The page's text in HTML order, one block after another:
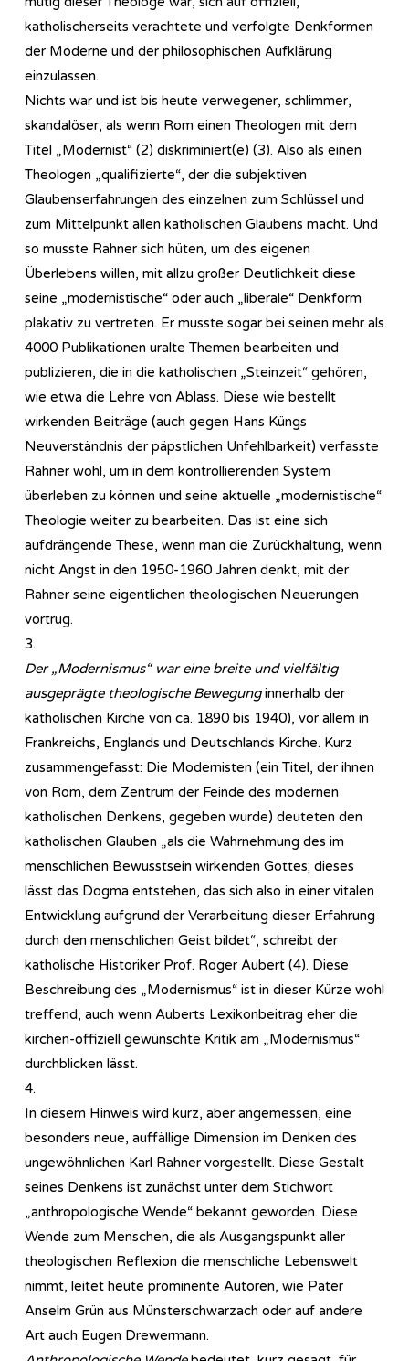
katholischerseits verachtete und verfolgte Denkformen
der Moderne und der philosophischen Aufklärung
einzulassen.
Nichts war und ist bis heute verwegener, schlimmer,
skandalöser, als wenn Rom einen Theologen mit dem
Titel „Modernist“ (2) diskriminiert(e) (3). Also als einen
Theologen „qualifizierte“, der die subjektiven
Glaubenserfahrungen des einzelnen zum Schlüssel und
zum Mittelpunkt allen katholischen Glaubens macht. Und
so musste Rahner sich hüten, um des eigenen
Überlebens willen, mit allzu großer Deutlichkeit diese
seine „modernistische“ oder auch „liberale“ Denkform
plakativ zu vertreten. Er musste sogar bei seinen mehr als
4000 Publikationen uralte Themen bearbeiten und
publizieren, die in die katholischen „Steinzeit“ gehören,
wie etwa die Lehre von Ablass. Diese wie bestellt
wirkenden Beiträge (auch gegen Hans Küngs
Neuverständnis der päpstlichen Unfehlbarkeit) verfasste
Rahner wohl, um in dem kontrollierenden System
überleben zu können und seine aktuelle „modernistische“
Theologie weiter zu bearbeiten. Das ist eine sich
aufdrängende These, wenn man die Zurückhaltung, wenn
nicht Angst in den 1950-1960 Jahren denkt, mit der
Rahner seine eigentlichen theologischen Neuerungen
vortrug.
3.
Der „Modernismus“ war eine breite und vielfältig
ausgeprägte theologische Bewegunginnerhalb der
katholischen Kirche von ca. 1890 bis 1940), vor allem in
Frankreichs, Englands und Deutschlands Kirche. Kurz
zusammengefasst: Die Modernisten (ein Titel, der ihnen
von Rom, dem Zentrum der Feinde des modernen
katholischen Denkens, gegeben wurde) deuteten den
katholischen Glauben „als die Wahrnehmung des im
menschlichen Bewusstsein wirkenden Gottes; dieses
lässt das Dogma entstehen, das sich also in einer vitalen
Entwicklung aufgrund der Verarbeitung dieser Erfahrung
durch den menschlichen Geist bildet“, schreibt der
katholische Historiker Prof. Roger Aubert (4). Diese
Beschreibung des „Modernismus“ ist in dieser Kürze wohl
treffend, auch wenn Auberts Lexikonbeitrag eher die
kirchen-offiziell gewünschte Kritik am „Modernismus“
durchblicken lässt.
4.
In diesem Hinweis wird kurz, aber angemessen, eine
besonders neue, auffällige Dimension im Denken des
ungewöhnlichen Karl Rahner vorgestellt. Diese Gestalt
seines Denkens ist zunächst unter dem Stichwort
„anthropologische Wende“ bekannt geworden. Diese
Wende zum Menschen, die als Ausgangspunkt aller
theologischen Reflexion die menschliche Lebenswelt
nimmt, leitet heute prominente Autoren, wie Pater
Anselm Grün aus Münsterschwarzach oder auf andere
Art auch Eugen Drewermann.